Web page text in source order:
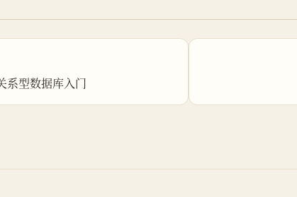
系型数据库入门